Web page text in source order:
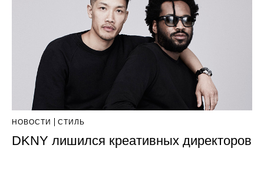
НОВОСТИ СТИЛЬ
DKNY лишился креативных директоров